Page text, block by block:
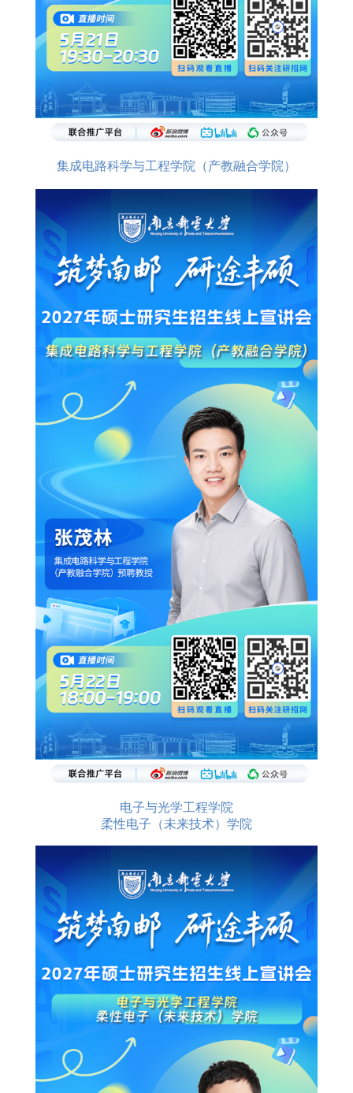
集成电路科学与工程学院（产教融合学院）
电子与光学工程学院
柔性电子（未来技术）学院